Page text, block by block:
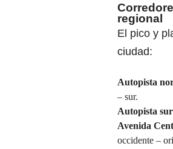
regional
El pico y
ciudad:
Autopista
– sur.
Autopista
Avenida
occidente –